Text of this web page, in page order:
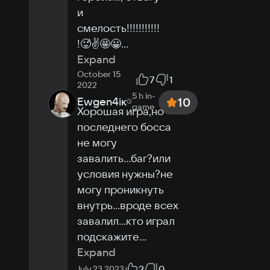
и
смелость!!!!!!!!!!!
!🥵✌️🤩😀...
Expand
October 15
2022
7 1
Ewgen4iк 5 h in-
game
10
Хорошая игра,но
последнего босса
не могу
завалить...баг?или
условия нужны?не
могу проникнуть
внутрь...вроде всех
завалил...кто играл
подскажите...
Expand